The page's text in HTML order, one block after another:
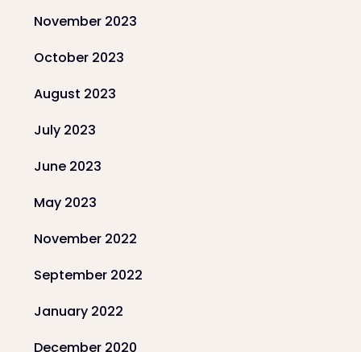
November 2023
October 2023
August 2023
July 2023
June 2023
May 2023
November 2022
September 2022
January 2022
December 2020